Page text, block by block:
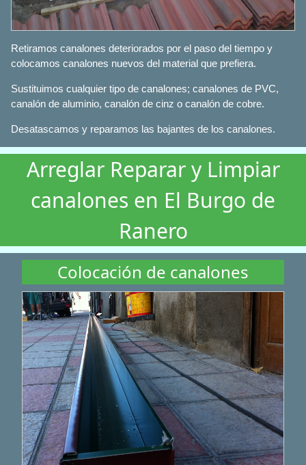
Retiramos canalones deteriorados por el paso del tiempo y
colocamos canalones nuevos del material que prefiera.
Sustituimos cualquier tipo de canalones; canalones de PVC,
canalón de aluminio, canalón de cinz o canalón de cobre.
Desatascamos y reparamos las bajantes de los canalones.
Arreglar Reparar y Limpiar
canalones en El Burgo de
Ranero
Colocación de canalones